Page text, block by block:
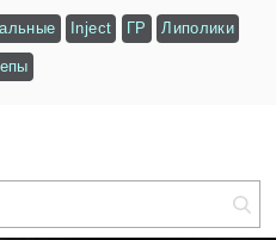
Inject ГР Липолики